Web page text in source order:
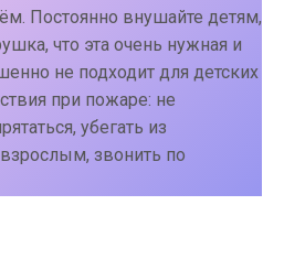
Постоянно внушайте детям,
что эта очень нужная и
не подходит для детских
при пожаре: не
убегать из
звонить по